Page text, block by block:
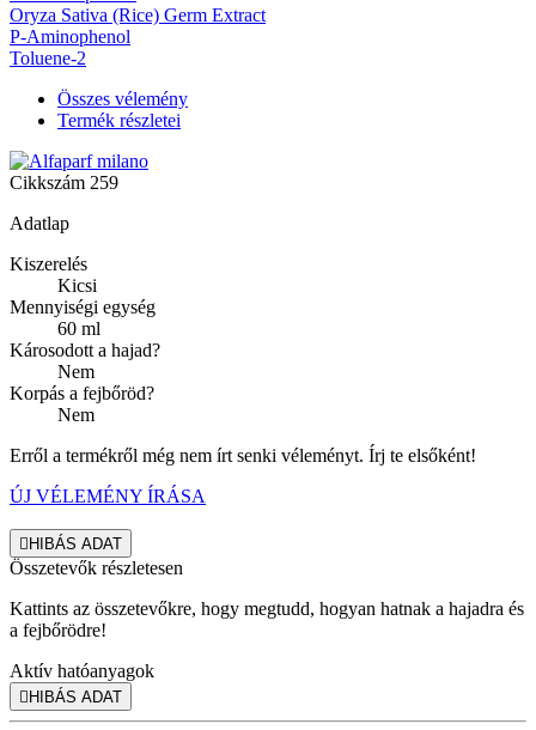
Oryza Sativa (Rice) Germ Extract
P-Aminophenol
Toluene-2
Összes vélemény
Termék részletei
Cikkszám 259
Adatlap
Kiszerelés
Kicsi
Mennyiségi egység
60 ml
Károsodott a hajad?
Nem
Korpás a fejbőröd?
Nem
Erről a termékről még nem írt senki véleményt. Írj te elsőként!
ÚJ VÉLEMÉNY ÍRÁSA
HIBÁS ADAT
Összetevők részletesen
Kattints az összetevőkre, hogy megtudd, hogyan hatnak a hajadra és
a fejbőrödre!
Aktív hatóanyagok
HIBÁS ADAT